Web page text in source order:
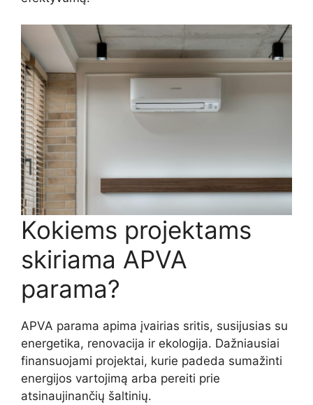
Kokiems projektams
skiriama APVA
parama?
APVA parama apima įvairias sritis, susijusias su
energetika, renovacija ir ekologija. Dažniausiai
finansuojami projektai, kurie padeda sumažinti
energijos vartojimą arba pereiti prie
atsinaujinančių šaltinių.